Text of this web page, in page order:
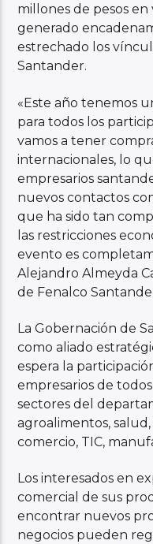
millones de pesos en
generado
estrechado los
Santander.
«Este año tenemos
para todos los
vamos a tener
internacionales, lo
empresarios
nuevos contactos
que ha sido tan
las restricciones
evento es
Alejandro Almeyda
de Fenalco
La Gobernación de
como aliado
espera la
empresarios de
sectores del
agroalimentos, salud,
comercio, TIC,
Los interesados en
comercial de sus
encontrar nuevos
negocios pueden